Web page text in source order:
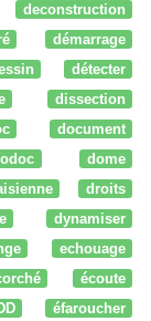
deconstruction
démarrage
détecter
dissection
document
dome
droits
dynamiser
echouage
écoute
éfaroucher